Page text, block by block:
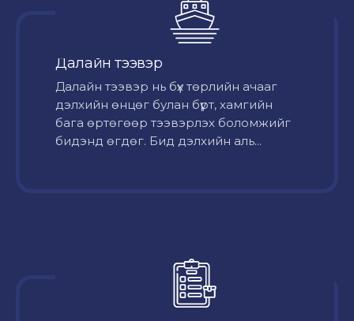
Далайн тээвэр
Далайн тээвэр нь бүх төрлийн ачааг
дэлхийн өнцөг булан бүрт, хамгийн
бага өртөгөөр тээвэрлэх боломжийг
бидэнд өгдөг. Бид дэлхийн аль...